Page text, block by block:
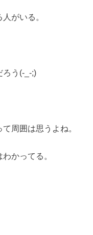
がいる。
ろう(-_-;)
周囲は思うよね。
かってる。